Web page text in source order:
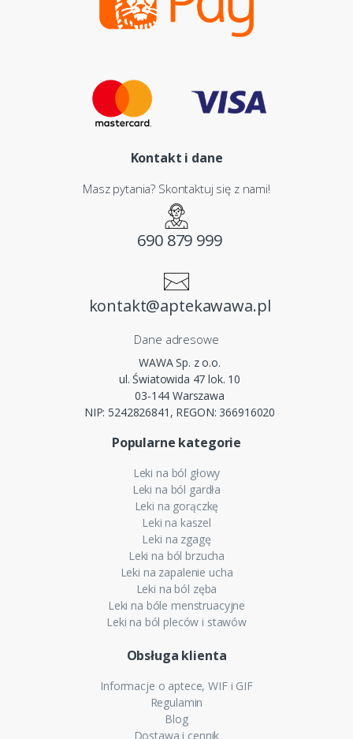
Kontakt i dane
Masz pytania? Skontaktuj się z nami!
690 879 999
kontakt@aptekawawa.pl
Dane adresowe
WAWA Sp. z o.o.
ul. Światowida 47 lok. 10
03-144 Warszawa
NIP: 5242826841, REGON: 366916020
Popularne kategorie
Leki na ból głowy
Leki na ból gardła
Leki na gorączkę
Leki na kaszel
Leki na zgagę
Leki na ból brzucha
Leki na zapalenie ucha
Leki na ból zęba
Leki na bóle menstruacyjne
Leki na ból pleców i stawów
Obsługa klienta
Informacje o aptece, WIF i GIF
Regulamin
Blog
Dostawa i cennik